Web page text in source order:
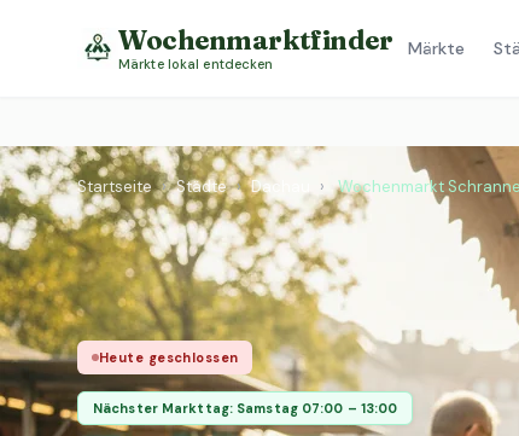
Wochenmarktfinder
Märkte lokal entdecken
Märkte
Startseite › Städte › Dachau › Wochenmarkt
Heute geschlossen
Nächster Markttag: Samstag 07:00 – 13:00